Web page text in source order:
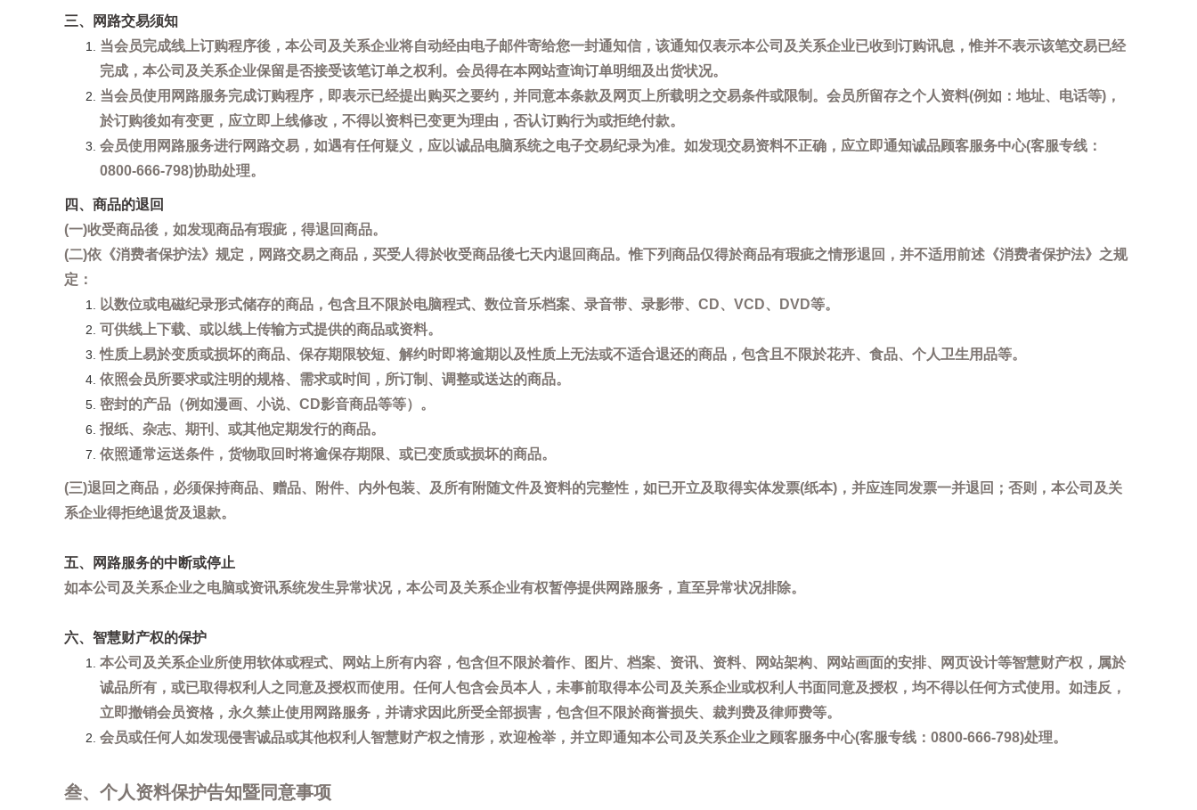
三、网路交易须知
当会员完成线上订购程序後，本公司及关系企业将自动经由电子邮件寄给您一封通知信，该通知仅表示本公司及关系企业已收到订购讯息，惟并不表示该笔交易已经
完成，本公司及关系企业保留是否接受该笔订单之权利。会员得在本网站查询订单明细及出货状况。
当会员使用网路服务完成订购程序，即表示已经提出购买之要约，并同意本条款及网页上所载明之交易条件或限制。会员所留存之个人资料(例如：地址、电话等)，
於订购後如有变更，应立即上线修改，不得以资料已变更为理由，否认订购行为或拒绝付款。
会员使用网路服务进行网路交易，如遇有任何疑义，应以诚品电脑系统之电子交易纪录为准。如发现交易资料不正确，应立即通知诚品顾客服务中心(客服专线：
0800-666-798)协助处理。
四、商品的退回
(一)收受商品後，如发现商品有瑕疵，得退回商品。
(二)依《消费者保护法》规定，网路交易之商品，买受人得於收受商品後七天内退回商品。惟下列商品仅得於商品有瑕疵之情形退回，并不适用前述《消费者保护法》之规
定：
以数位或电磁纪录形式储存的商品，包含且不限於电脑程式、数位音乐档案、录音带、录影带、CD、VCD、DVD等。
可供线上下载、或以线上传输方式提供的商品或资料。
性质上易於变质或损坏的商品、保存期限较短、解约时即将逾期以及性质上无法或不适合退还的商品，包含且不限於花卉、食品、个人卫生用品等。
依照会员所要求或注明的规格、需求或时间，所订制、调整或送达的商品。
密封的产品（例如漫画、小说、CD影音商品等等）。
报纸、杂志、期刊、或其他定期发行的商品。
依照通常运送条件，货物取回时将逾保存期限、或已变质或损坏的商品。
(三)退回之商品，必须保持商品、赠品、附件、内外包装、及所有附随文件及资料的完整性，如已开立及取得实体发票(纸本)，并应连同发票一并退回；否则，本公司及关
系企业得拒绝退货及退款。
五、网路服务的中断或停止
如本公司及关系企业之电脑或资讯系统发生异常状况，本公司及关系企业有权暂停提供网路服务，直至异常状况排除。
六、智慧财产权的保护
本公司及关系企业所使用软体或程式、网站上所有内容，包含但不限於着作、图片、档案、资讯、资料、网站架构、网站画面的安排、网页设计等智慧财产权，属於
诚品所有，或已取得权利人之同意及授权而使用。任何人包含会员本人，未事前取得本公司及关系企业或权利人书面同意及授权，均不得以任何方式使用。如违反，
立即撤销会员资格，永久禁止使用网路服务，并请求因此所受全部损害，包含但不限於商誉损失、裁判费及律师费等。
会员或任何人如发现侵害诚品或其他权利人智慧财产权之情形，欢迎检举，并立即通知本公司及关系企业之顾客服务中心(客服专线：0800-666-798)处理。
叁、个人资料保护告知暨同意事项